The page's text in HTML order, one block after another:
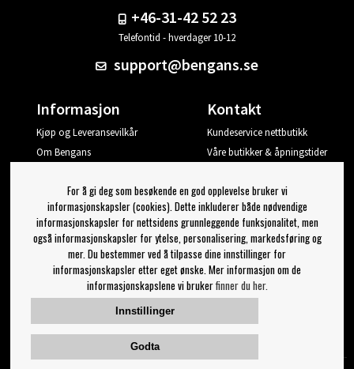
+46-31-42 52 23
Telefontid - hverdager 10-12
support@bengans.se
Informasjon
Kjøp og Leveransevilkår
Om Bengans
Kontakt
Kundeservice nettbutikk
Våre butikker & åpningstider
Logg ut
Jeg vil ha tips fra Bengans
OK
Innstillinger for nyhetsbrev
Følg oss på:
For å gi deg som besøkende en god opplevelse bruker vi
informasjonskapsler (cookies). Dette inkluderer både nødvendige
informasjonskapsler for nettsidens grunnleggende funksjonalitet, men
også informasjonskapsler for ytelse, personalisering, markedsføring og
mer. Du bestemmer ved å tilpasse dine innstillinger for
informasjonskapsler etter eget ønske. Mer informasjon om de
informasjonskapslene vi brukerfinner du her.
Innstillinger
Godta